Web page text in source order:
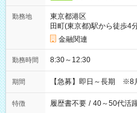
勤務地
東京都港区
田町(東京都)駅から徒歩4
金融関連
勤務時間 8:30～12:30
期間 【急募】即日～長期 ※8
特徴 履歴書不要 / 40～50代活